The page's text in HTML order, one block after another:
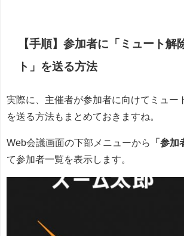
【手順】参加者に「ミュート解
ト」を送る方法
実際に、主催者が参加者に向けてミュー
を送る方法もまとめておきますね。
Web会議画面の下部メニューから 「参加
て参加者一覧を表示します。